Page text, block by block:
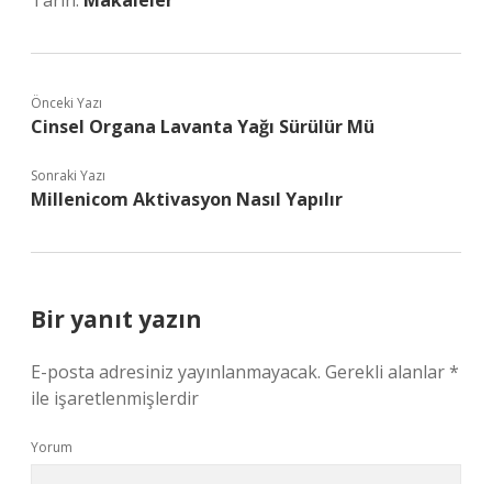
Önceki Yazı
Cinsel Organa Lavanta Yağı Sürülür Mü
Sonraki Yazı
Millenicom Aktivasyon Nasıl Yapılır
Bir yanıt yazın
E-posta adresiniz yayınlanmayacak. Gerekli alanlar*
ile işaretlenmişlerdir
Yorum